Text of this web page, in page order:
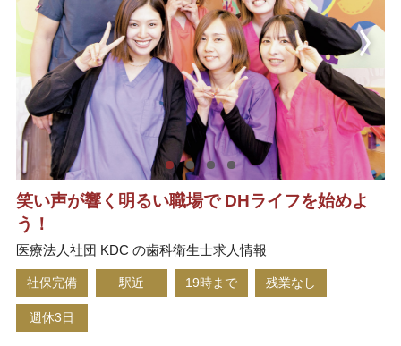
笑い声が響く明るい職場で DHライフを始めよ
う！
医療法人社団 KDC の歯科衛生士求人情報
社保完備 駅近 19時まで 残業なし
週休3日